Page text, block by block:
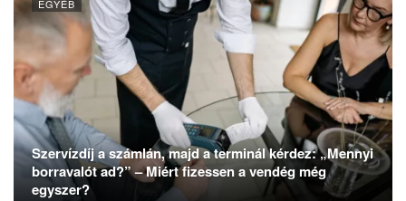
EGYÉB
Szervízdíj a számlán, majd a terminál kérdez: „Mennyi
borravalót ad?” – Miért fizessen a vendég még
egyszer?